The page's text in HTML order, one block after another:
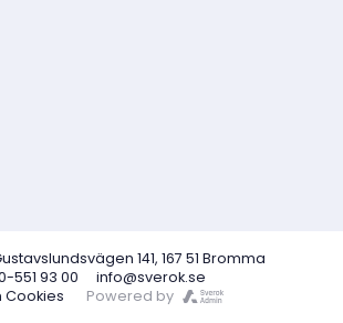
Cookies Powered by
141, 167 51 Bromma
551 93 00
info@sverok.se